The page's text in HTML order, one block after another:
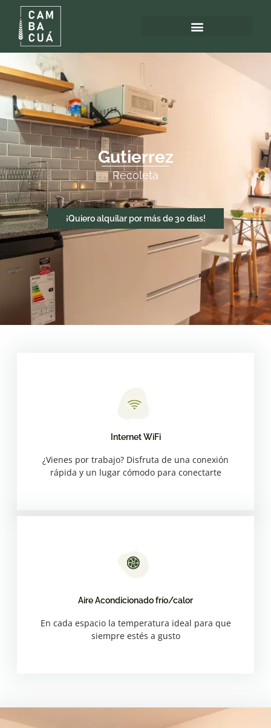
Gutierrez
Recoleta
¡Quiero alquilar por más de 30 días!
Internet WiFi
¿Vienes por trabajo? Disfruta de una conexión
rápida y un lugar cómodo para conectarte
Internet WiFi
¿Vienes por trabajo? Disfruta de una conexión rápida y un
lugar cómodo para conectarte
Aire Acondicionado frío/calor
En cada espacio la temperatura ideal para que
siempre estés a gusto
Aire Acondicionado frío/calor
En cada espacio la temperatura ideal para que
siempre estés a gusto